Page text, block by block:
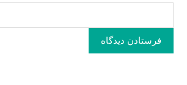
فرستادن دیدگاه